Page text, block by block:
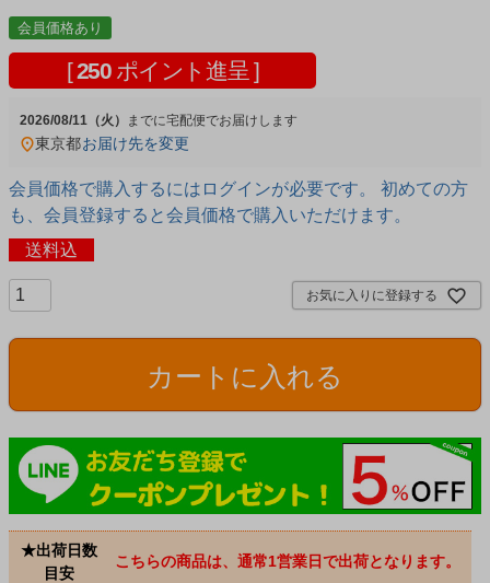
会員価格あり
[ 250 ポイント進呈 ]
2026/08/11（火） 宅配便
東京都お届け先を変更
会員価格で購入するにはログインが必要です。 初めての方
も、会員登録すると会員価格で購入いただけます。
送料込
お気に入りに登録する
カートに入れる
★出荷日数
目安
こちらの商品は、通常1営業日で出荷となります。